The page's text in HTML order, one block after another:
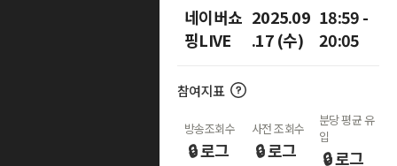
네이버쇼
핑LIVE
2025.09
.17 (수)
18:59 -
20:05
참여지표
방송조회수
🔒 로그
사전 조회수
🔒 로그
분당 평균 유
입
🔒 로그